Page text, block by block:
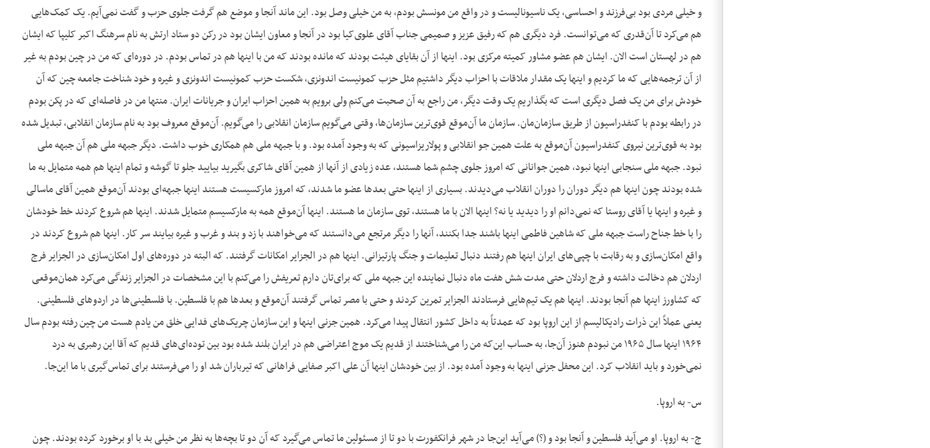
و خیلی مردی بود بی‌فرزند و احساسی، یک ناسیونالیست و در واقع من مونسش بودم، به من خیلی وصل بود. این ماند آنجا و موضع هم گرفت جلوی حزب و گفت نمی‌آیم. یک کمک‌هایی
هم می‌کرد تا آن‌قدری که می‌توانست. فرد دیگری هم که رفیق عزیز و صمیمی جناب آقای علوی‌کیا بود در آنجا و معاون ایشان بود در رکن دو ستاد ارتش به نام سرهنگ اکبر کلیپا که ایشان
هم در لهستان است الان. ایشان هم عضو مشاور کمیته مرکزی بود. اینها از آن بقایای هیئت بودند که مانده بودند که من با اینها هم در تماس بودم. در دوره‌ای که من در چین بودم به غیر
از آن ترجمه‌هایی که ما کردیم و اینها یک مقدار ملاقات با احزاب دیگر داشتیم مثل حزب کمونیست اندونزی، شکست حزب کمونیست اندونزی و غیره و خود شناخت جامعه چین که آن
خودش برای من یک فصل دیگری است که بگذاریم یک وقت دیگر، من راجع به آن صحبت می‌کنم ولی برویم به همین احزاب ایران و جریانات ایران. منتها من در فاصله‌ای که در پکن بودم
در رابطه بودم با کنفدراسیون از طریق سازمان‌مان. سازمان ما آن‌موقع قوی‌ترین سازمان‌ها، وقتی می‌گویم سازمان انقلابی را می‌گویم. آن‌موقع معروف بود به نام سازمان انقلابی، تبدیل شده
بود به قوی‌ترین نیروی کنفدراسیون آن‌موقع به علت همین جو انقلابی و پولاریزاسیونی که به وجود آمده بود. و با جبهه ملی هم همکاری خوب داشت. دیگر جبهه ملی هم آن جبهه ملی
نبود. جبهه ملی سنجابی اینها نبود، همین جوانانی که امروز جلوی چشم شما هستند، عده زیادی از آنها از همین آقای شاکری بگیرید بیایید جلو تا گوشه و تمام اینها هم همه متمایل به ما
شده بودند چون اینها هم دیگر دوران را دوران انقلاب می‌دیدند. بسیاری از اینها حتی بعدها عضو ما شدند، که امروز مارکسیست هستند اینها جبهه‌ای بودند آن‌موقع همین آقای ماسالی
و غیره و اینها یا آقای روستا که نمی‌دانم او را دیدید یا نه؟ اینها الان با ما هستند، توی سازمان ما هستند. اینها آن‌موقع همه به مارکسیسم متمایل شدند. اینها هم شروع کردند خط خودشان
را با خط جناح راست جبهه ملی که شاهین فاطمی اینها باشند جدا بکنند، آنها را دیگر مرتجع می‌دانستند که می‌خواهند با زد و بند و غرب و غیره بیایند سر کار. اینها هم شروع کردند در
واقع امکان‌سازی و به رقابت با چپی‌های ایران اینها هم رفتند دنبال تعلیمات و جنگ پارتیزانی. اینها هم در الجزایر امکانات گرفتند. که البته در دوره‌های اول امکان‌سازی در الجزایر فرج
اردلان هم دخالت داشته و فرج اردلان حتی مدت شش هفت ماه دنبال نماینده این جبهه ملی که برای‌تان دارم تعریفش را می‌کنم با این مشخصات در الجزایر زندگی می‌کرد همان‌موقعی
که کشاورز اینها هم آنجا بودند. اینها هم یک تیم‌هایی فرستادند الجزایر تمرین کردند و حتی با مصر تماس گرفتند آن‌موقع و بعدها هم با فلسطین. با فلسطینی‌ها در اردوهای فلسطینی.
یعنی عملاً این ذرات رادیکالیسم از این اروپا بود که عمدتاً به داخل کشور انتقال پیدا می‌کرد. همین جزنی اینها و این سازمان چریک‌های فدایی خلق من یادم هست من چین رفته بودم سال
۱۹۶۴ اینها سال ۱۹۶۵ من نبودم هنوز آن‌جا، به حساب این‌که من را می‌شناختند از قدیم یک موج اعتراضی هم در ایران بلند شده بود بین توده‌ای‌های قدیم که آقا این رهبری به درد
نمی‌خورد و باید انقلاب کرد. این محفل جزنی اینها به وجود آمده بود. از بین خودشان اینها آن علی اکبر صفایی فراهانی که تیرباران شد او را می‌فرستند برای تماس‌گیری با ما این‌جا.
س- به اروپا.
ج- به اروپا. او می‌آید فلسطین و آنجا بود و (؟) می‌آید این‌جا در شهر فرانکفورت با دو تا از مسئولین ما تماس می‌گیرد که آن دو تا بچه‌ها به نظر من خیلی بد با او برخورد کرده بودند. چون